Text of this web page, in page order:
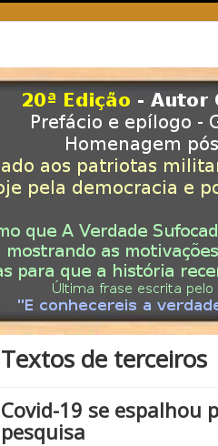
Textos de terceiros
Covid-19 se espalhou
pesquisa